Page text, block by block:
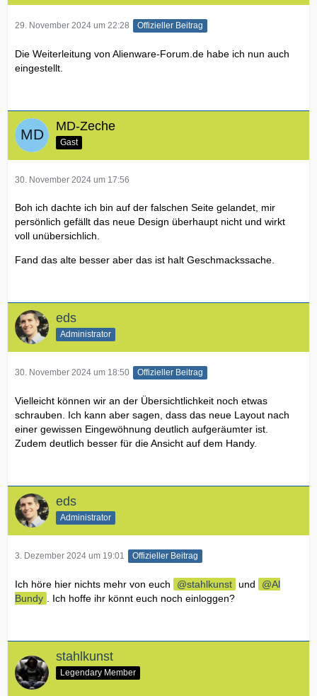
29. November 2024 um 22:28 Offizieller Beitrag
Die Weiterleitung von Alienware-Forum.de habe ich nun auch
eingestellt.
MD-Zeche
Gast
30. November 2024 um 17:56
Boh ich dachte ich bin auf der falschen Seite gelandet, mir
persönlich gefällt das neue Design überhaupt nicht und wirkt
voll unübersichlich.
Fand das alte besser aber das ist halt Geschmackssache.
eds
Administrator
30. November 2024 um 18:50 Offizieller Beitrag
Vielleicht können wir an der Übersichtlichkeit noch etwas
schrauben. Ich kann aber sagen, dass das neue Layout nach
einer gewissen Eingewöhnung deutlich aufgeräumter ist.
Zudem deutlich besser für die Ansicht auf dem Handy.
eds
Administrator
3. Dezember 2024 um 19:01 Offizieller Beitrag
Ich höre hier nichts mehr von euch stahlkunst und
Al
Bundy . Ich hoffe ihr könnt euch noch einloggen?
stahlkunst
Legendary Member